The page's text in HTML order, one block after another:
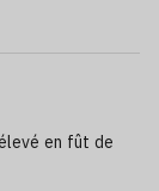
en fût de